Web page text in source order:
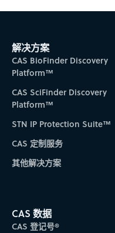
解决方案
CAS BioFinder Discovery
Platform™
CAS SciFinder Discovery
Platform™
STN IP Protection Suite™
CAS 定制服务
其他解决方案
CAS 数据
CAS 登记号®